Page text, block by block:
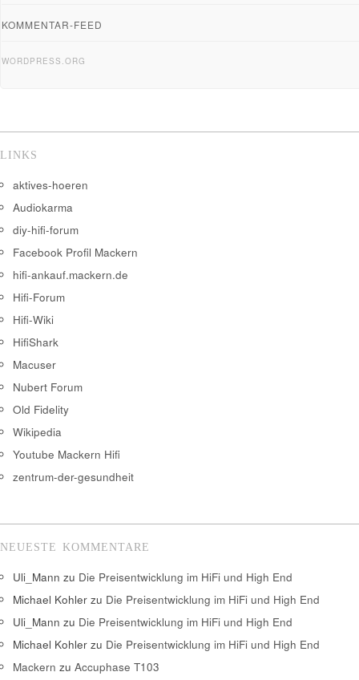
KOMMENTAR-FEED
WORDPRESS.ORG
LINKS
aktives-hoeren
Audiokarma
diy-hifi-forum
Facebook Profil Mackern
hifi-ankauf.mackern.de
Hifi-Forum
Hifi-Wiki
HifiShark
Macuser
Nubert Forum
Old Fidelity
Wikipedia
Youtube Mackern Hifi
zentrum-der-gesundheit
NEUESTE KOMMENTARE
Uli_Mann zu Die Preisentwicklung im HiFi und High End
Michael Kohler zu Die Preisentwicklung im HiFi und High End
Uli_Mann zu Die Preisentwicklung im HiFi und High End
Michael Kohler zu Die Preisentwicklung im HiFi und High End
Mackern zu Accuphase T103